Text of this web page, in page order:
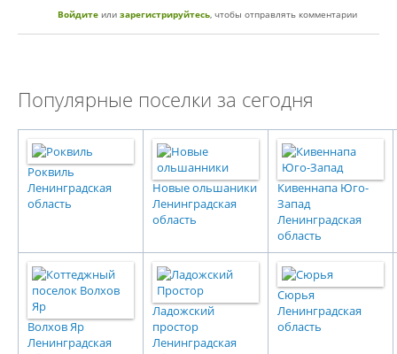
Войдите или зарегистрируйтесь, чтобы отправлять комментарии
Популярные поселки за сегодня
Роквиль
Ленинградская
область
Новые ольшаники
Ленинградская
область
Кивеннапа Юго-
Запад
Ленинградская
область
Волхов Яр
Ленинградская
Ладожский
простор
Ленинградская
Сюрья
Ленинградская
область